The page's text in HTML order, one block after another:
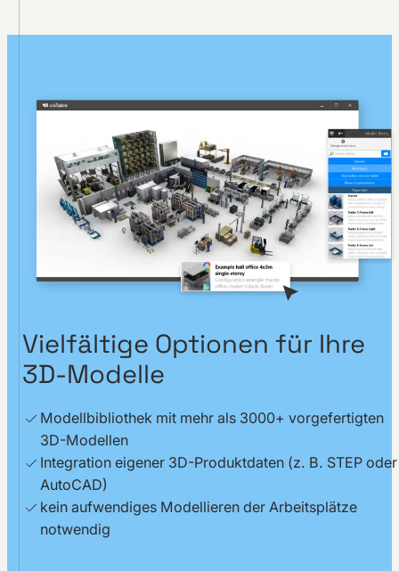
Vielfältige Optionen für Ihre
3D-Modelle
Modellbibliothek mit mehr als 3000+ vorgefertigten
3D-Modellen
Integration eigener 3D-Produktdaten (z. B. STEP oder
AutoCAD)
kein aufwendiges Modellieren der Arbeitsplätze
notwendig